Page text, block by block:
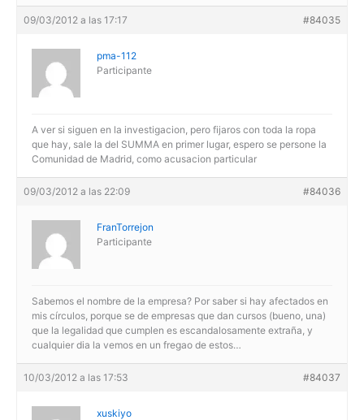
09/03/2012 a las 17:17 #84035
pma-112
Participante
A ver si siguen en la investigacion, pero fijaros con toda la ropa
que hay, sale la del SUMMA en primer lugar, espero se persone la
Comunidad de Madrid, como acusacion particular
09/03/2012 a las 22:09 #84036
FranTorrejon
Participante
Sabemos el nombre de la empresa? Por saber si hay afectados en
mis círculos, porque se de empresas que dan cursos (bueno, una)
que la legalidad que cumplen es escandalosamente extraña, y
cualquier dia la vemos en un fregao de estos…
10/03/2012 a las 17:53 #84037
xuskiyo